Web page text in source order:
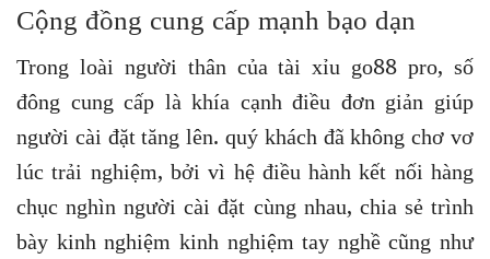
Cộng đồng cung cấp mạnh bạo dạn
Trong loài người thân của tài xỉu go88 pro, số
đông cung cấp là khía cạnh điều đơn giản giúp
người cài đặt tăng lên. quý khách đã không chơ vơ
lúc trải nghiệm, bởi vì hệ điều hành kết nối hàng
chục nghìn người cài đặt cùng nhau, chia sẻ trình
bày kinh nghiệm kinh nghiệm tay nghề cũng như